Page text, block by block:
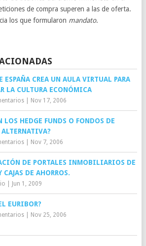
de compra superen a las de oferta.
los que formularon mandato.
ESPAÑA CREA UN AULA VIRTUAL PARA
LA CULTURA ECONÓMICA
| Nov 17, 2006
LOS HEDGE FUNDS O FONDOS DE
| Nov 7, 2006
DE PORTALES INMOBILIARIOS DE
CAJAS DE AHORROS.
Jun 1, 2009
EURIBOR?
| Nov 25, 2006